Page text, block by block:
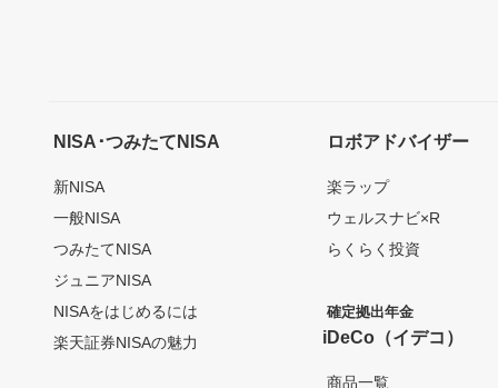
NISA･つみたてNISA
新NISA
一般NISA
つみたてNISA
ジュニアNISA
NISAをはじめるには
楽天証券NISAの魅力
ロボアドバイザー
楽ラップ
ウェルスナビ×R
らくらく投資
確定拠出年金
iDeCo（イデコ）
商品一覧